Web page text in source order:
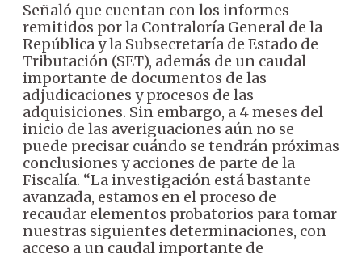
Señaló que cuentan con los informes
remitidos por la Contraloría General de la
República y la Subsecretaría de Estado de
Tributación (SET), además de un caudal
importante de documentos de las
adjudicaciones y procesos de las
adquisiciones. Sin embargo, a 4 meses del
inicio de las averiguaciones aún no se
puede precisar cuándo se tendrán próximas
conclusiones y acciones de parte de la
Fiscalía. “La investigación está bastante
avanzada, estamos en el proceso de
recaudar elementos probatorios para tomar
nuestras siguientes determinaciones, con
acceso a un caudal importante de